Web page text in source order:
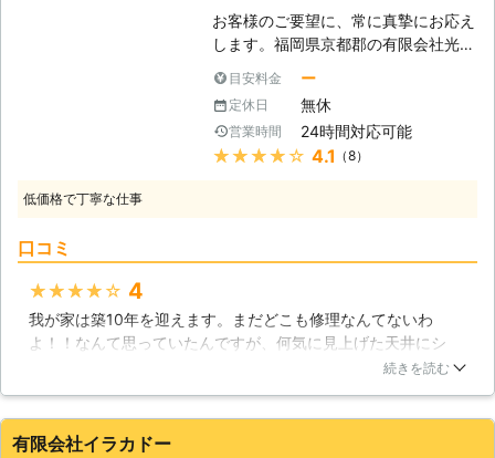
が、多くが違う場所の傷から水が伝っ
てきてそこに雨漏りを発生させている
のです。これを知るには屋根の構造を
よく知っていないといけません。私た
ち、きし瓦施工はその点について詳し
い業者です。屋根の専門家であり、雨
漏りについてはどのような屋根であっ
の原因は屋根だけではありません。外
れた外壁に水が染み込むことによって
発生します。きし瓦施工はこの雨漏り
にも対応していますので、まずはお問
お客様のご要望に、常に真摯にお応え
します。福岡県京都郡の有限会社光和
岡県、大分県で、雨漏り修理などお客
様のお困りごとを確実に、迅速に解決
させるために日々お仕事をさせて頂い
ております。雨漏りは、色々な原因で
うなどの分かりやすい原因から起こる
場合もありますが、見た目には正常で
あっても何らかの原因で起こる事もあ
ります。屋根に上って調査するのは一
般の方には大変危険ですし、かえって
目安料金 ー
定休日 無休
営業時間 24時間対応可能
★★★★★ 4.1 （8）
低価格で丁寧な仕事
口コミ
★★★★★ 4
我が家は築10年を迎えます。まだどこも修理なんてないわ
よ！！なんて思っていたんですが、何気に見上げた天井にシ
ミ。何のシミ？良く分からないし何か大変なことになっている
驚きました。
続きを読む
有限会社イラカドー